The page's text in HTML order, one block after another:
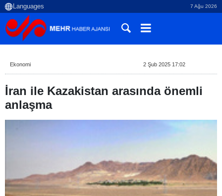
7 Ağu 2026
Ekonomi 2 Şub 2025 17:02
İran ile Kazakistan arasında önemli
anlaşma